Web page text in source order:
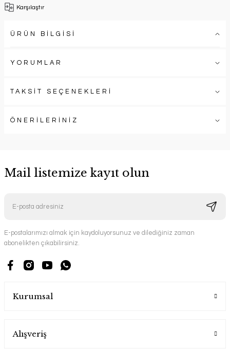
Karşılaştır
ÜRÜN BİLGİSİ
YORUMLAR
TAKSİT SEÇENEKLERİ
ÖNERİLERİNİZ
Mail listemize kayıt olun
E-postalarımızı almak için kaydoluyorsunuz ve dilediğiniz zaman
abonelikten çıkabilirsiniz.
Kurumsal
Alışveriş